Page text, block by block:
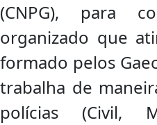
(CNPG), para
organizado que
formado pelos
trabalha de
polícias (Civil,